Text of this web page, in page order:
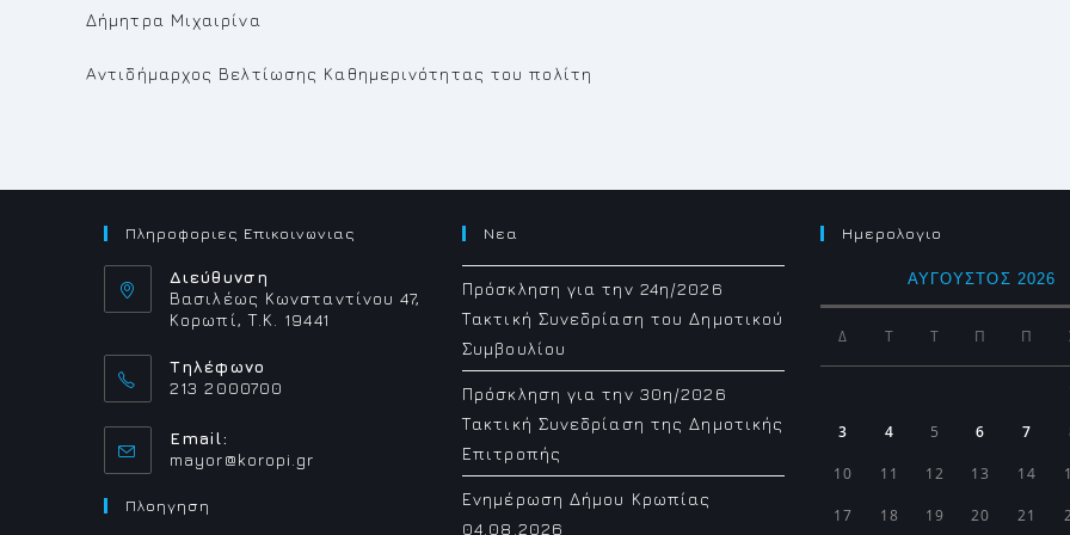
Δήμητρα Μιχαιρίνα
Αντιδήμαρχος Βελτίωσης Καθημερινότητας του πολίτη
Πληροφοριες Επικοινωνιας
Διεύθυνση
Βασιλέως Κωνσταντίνου 47,
Κορωπί, Τ.Κ. 19441
Τηλέφωνο
213 2000700
Email:
mayor@koropi.gr
Πλοηγηση
Νεα
Πρόσκληση για την 24η/2026
Τακτική Συνεδρίαση του Δημοτικού
Συμβουλίου
Πρόσκληση για την 30η/2026
Τακτική Συνεδρίαση της Δημοτικής
Επιτροπής
Ενημέρωση Δήμου Κρωπίας
04.08.2026
Ημερολογιο
ΑΎΓΟΥΣΤΟΣ 2026
Δ Τ Τ Π Π
3 4 5 6 7
10 11 12 13 14
17 18 19 20 21